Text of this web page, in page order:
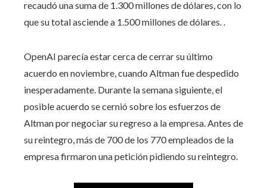
recaudó una suma de 1.300 millones de dólares, con lo
que su total asciende a 1.500 millones de dólares. .
OpenAI parecía estar cerca de cerrar su último
acuerdo en noviembre, cuando Altman fue despedido
inesperadamente. Durante la semana siguiente, el
posible acuerdo se cernió sobre los esfuerzos de
Altman por negociar su regreso a la empresa. Antes de
su reintegro, más de 700 de los 770 empleados de la
empresa firmaron una petición pidiendo su reintegro.